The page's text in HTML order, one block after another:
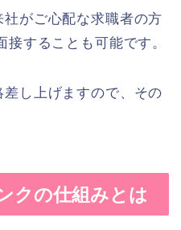
がご心配な求職者の方
することも可能です。
し上げますので、その
クの仕組みとは